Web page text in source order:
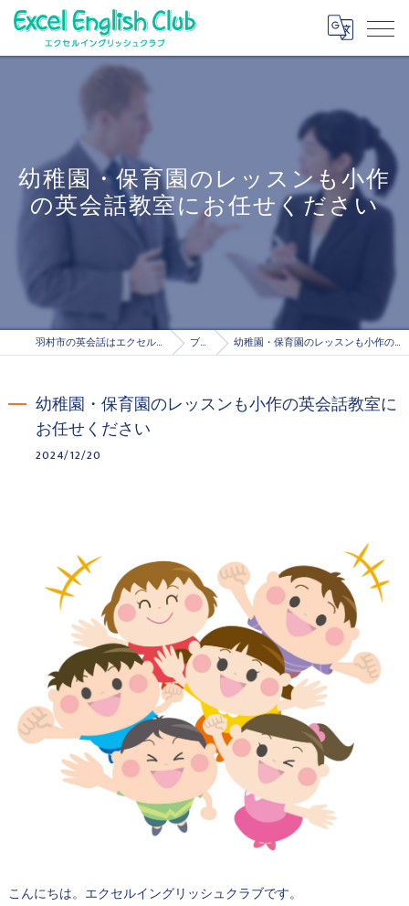
幼稚園・保育園のレッスンも小作
の英会話教室にお任せください
羽村市の英会話はエクセルイングリッシュクラブ ブログ 幼稚園・保育園のレッスンも小作の英会話教室にお任せください
幼稚園・保育園のレッスンも小作の英会話教室に
お任せください
2024/12/20
こんにちは。エクセルイングリッシュクラブです。